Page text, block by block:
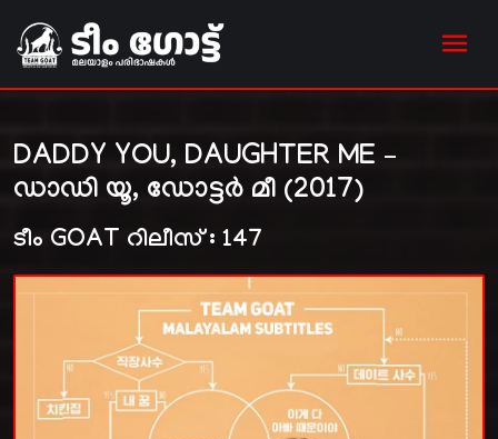
DADDY YOU, DAUGHTER ME –
ഡാഡി യൂ, ഡോട്ടർ മീ (2017)
ടീം GOAT റിലീസ് : 147